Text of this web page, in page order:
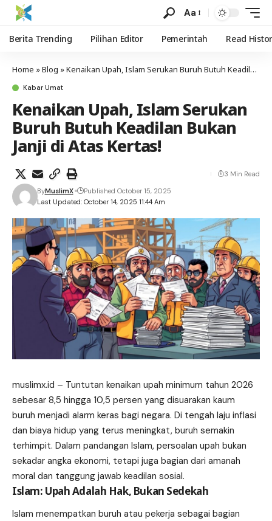
Aa
Berita Trending Pilihan Editor Pemerintah Read
Home »Blog »Kenaikan Upah, Islam Serukan Buruh Butuh Keadilan Bukan Janji di Atas Kertas!
Kabar Umat
Kenaikan Upah, Islam Serukan
Buruh Butuh Keadilan Bukan
Janji di Atas Kertas!
Last Updated: October 14, 2025 11:44 Am
ByMuslimX Published October 15, 2025
3 Min Read
muslimx.id – Tuntutan kenaikan upah minimum tahun 2026
sebesar 8,5 hingga 10,5 persen yang disuarakan kaum
buruh menjadi alarm keras bagi negara. Di tengah laju inflasi
dan biaya hidup yang terus meningkat, buruh semakin
terhimpit. Dalam pandangan Islam, persoalan upah bukan
sekadar angka ekonomi, tetapi juga bagian dari amanah
moral dan tanggung jawab keadilan sosial.
Islam: Upah Adalah Hak, Bukan Sedekah
Islam menempatkan buruh atau pekerja sebagai bagian